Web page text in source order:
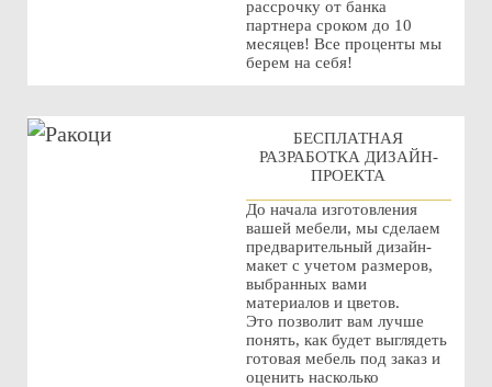
рассрочку от банка
партнера сроком до 10
месяцев! Все проценты мы
берем на себя!
БЕСПЛАТНАЯ
РАЗРАБОТКА ДИЗАЙН-
ПРОЕКТА
До начала изготовления
вашей мебели, мы сделаем
предварительный дизайн-
макет с учетом размеров,
выбранных вами
материалов и цветов.
Это позволит вам лучше
понять, как будет выглядеть
готовая мебель под заказ и
оценить насколько